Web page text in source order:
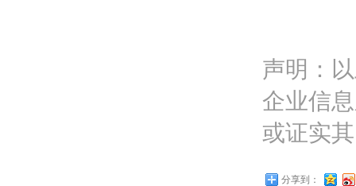
声明：
企业信
或证实
分享到：